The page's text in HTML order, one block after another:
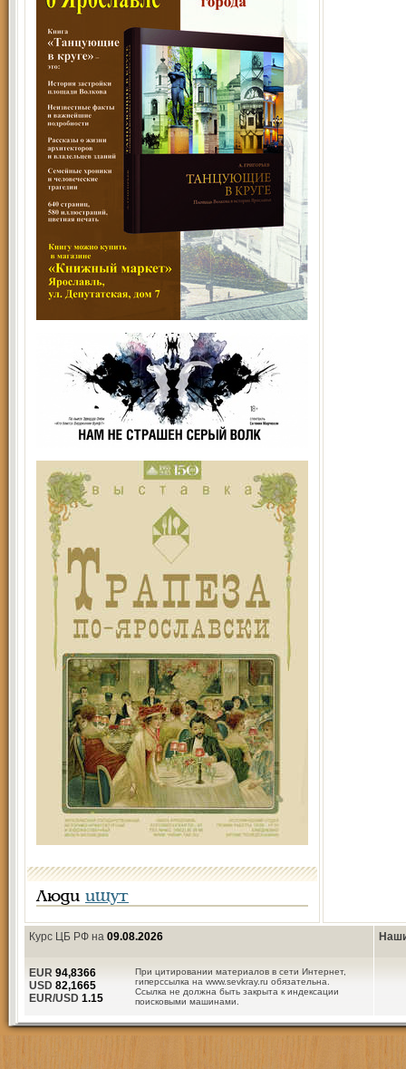
Люди ищут
Курс ЦБ РФ на 09.08.2026
При цитировании материалов в сети Интернет,
гиперссылка на www.sevkray.ru обязательна.
Ссылка не должна быть закрыта к индексации
поисковыми машинами.
EUR 94,8366
USD 82,1665
EUR/USD 1.15